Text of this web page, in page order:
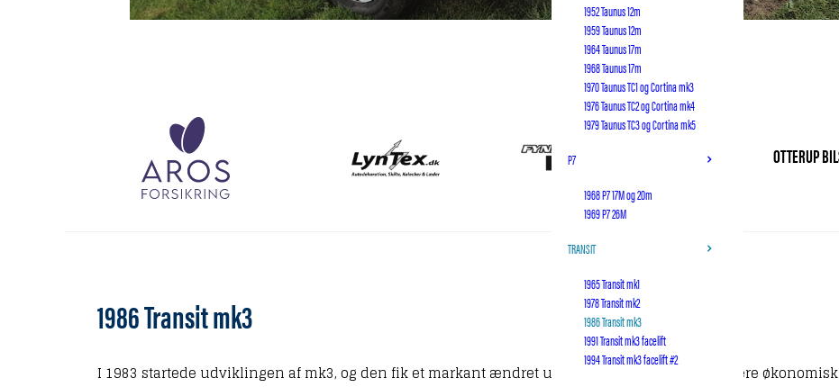
1952 Taunus 12m
1959 Taunus 12m
1964 Taunus 17m
1968 Taunus 17m
1970 Taunus TC1 og Cortina mk3
1976 Taunus TC2 og Cortina mk4
1979 Taunus TC3 og Cortina mk5
P7
1968 P7 17M og 20m
1969 P7 26M
TRANSIT
1965 Transit mk1
1978 Transit mk2
1986 Transit mk3
1991 Transit mk3 facelift
1994 Transit mk3 facelift #2
OTTERUP
1986 Transit mk3
I 1983 startede udviklingen af mk3, og den fik et markant ændret udseende. For at gøre den mere